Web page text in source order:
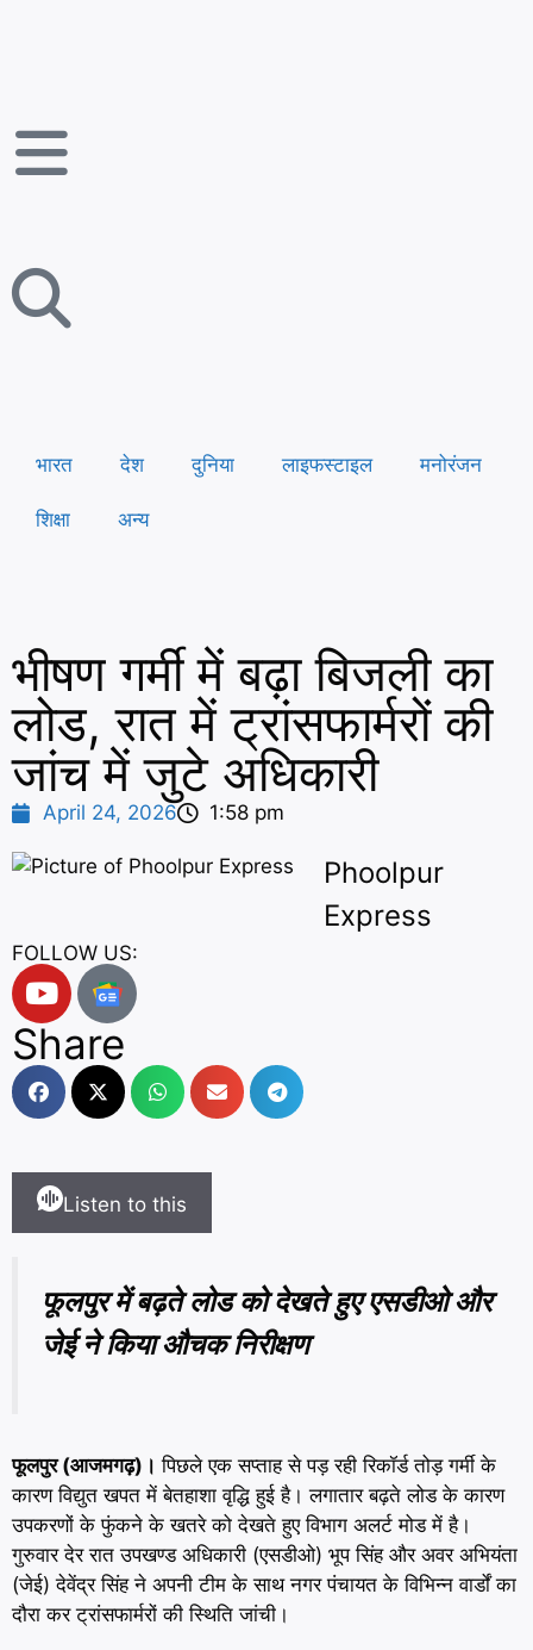
भारत देश दुनिया लाइफस्टाइल मनोरंजन
शिक्षा अन्य
भीषण गर्मी में बढ़ा बिजली का
लोड, रात में ट्रांसफार्मरों की
जांच में जुटे अधिकारी
April 24, 2026 1:58 pm
Phoolpur
Express
FOLLOW US:
Share
Listen to this
फूलपुर में बढ़ते लोड को देखते हुए एसडीओ और
जेई ने किया औचक निरीक्षण
फूलपुर (आजमगढ़)। पिछले एक सप्ताह से पड़ रही रिकॉर्ड तोड़ गर्मी के
कारण विद्युत खपत में बेतहाशा वृद्धि हुई है। लगातार बढ़ते लोड के कारण
उपकरणों के फुंकने के खतरे को देखते हुए विभाग अलर्ट मोड में है।
गुरुवार देर रात उपखण्ड अधिकारी (एसडीओ) भूप सिंह और अवर अभियंता
(जेई) देवेंद्र सिंह ने अपनी टीम के साथ नगर पंचायत के विभिन्न वार्डों का
दौरा कर ट्रांसफार्मरों की स्थिति जांची।